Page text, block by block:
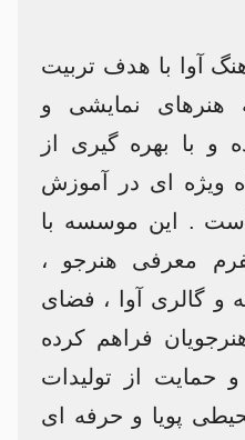
آوا با هدف تربیت
نمایشی و
با بهره گیری از
ویژه ای در آموزش
است . این موسسه با
معرفی هنرجو ،
و گالری آوا ، فضای
فراهم کرده
حمایت از تولیدات
پویا و حرفه ای